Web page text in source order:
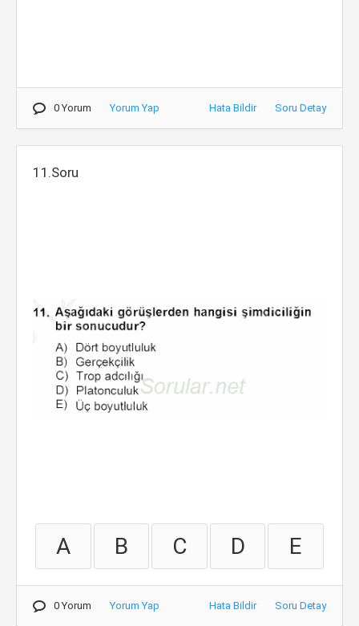
0 Yorum Yorum Yap Hata Bildir Soru Detay
11.Soru
A B C D E
0 Yorum Yorum Yap Hata Bildir Soru Detay